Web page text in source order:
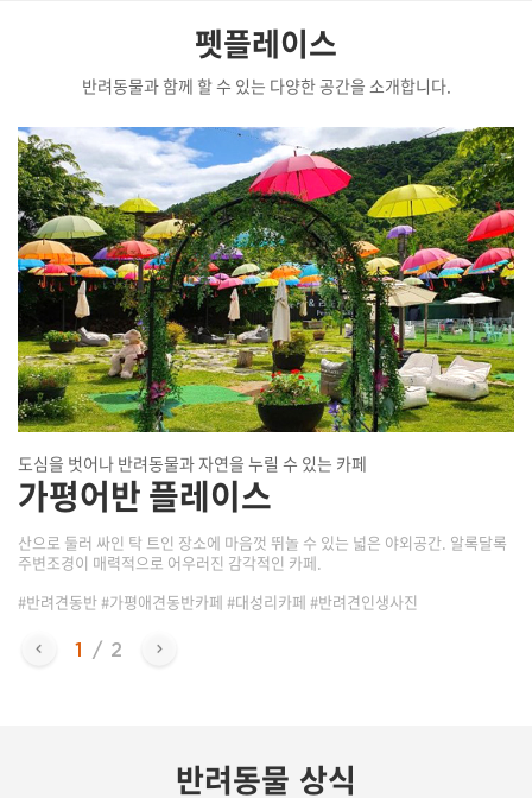
펫플레이스
반려동물과 함께 할 수 있는 다양한 공간을 소개합니다.
도심을 벗어나 반려동물과 자연을 누릴 수 있는 카페
가평어반 플레이스
산으로 둘러 싸인 탁 트인 장소에 마음껏 뛰놀 수 있는 넓은 야외공간. 알록달록
주변조경이 매력적으로 어우러진 감각적인 카페.
#반려견동반 #가평애견동반카페 #대성리카페 #반려견인생사진
반려동물 상식